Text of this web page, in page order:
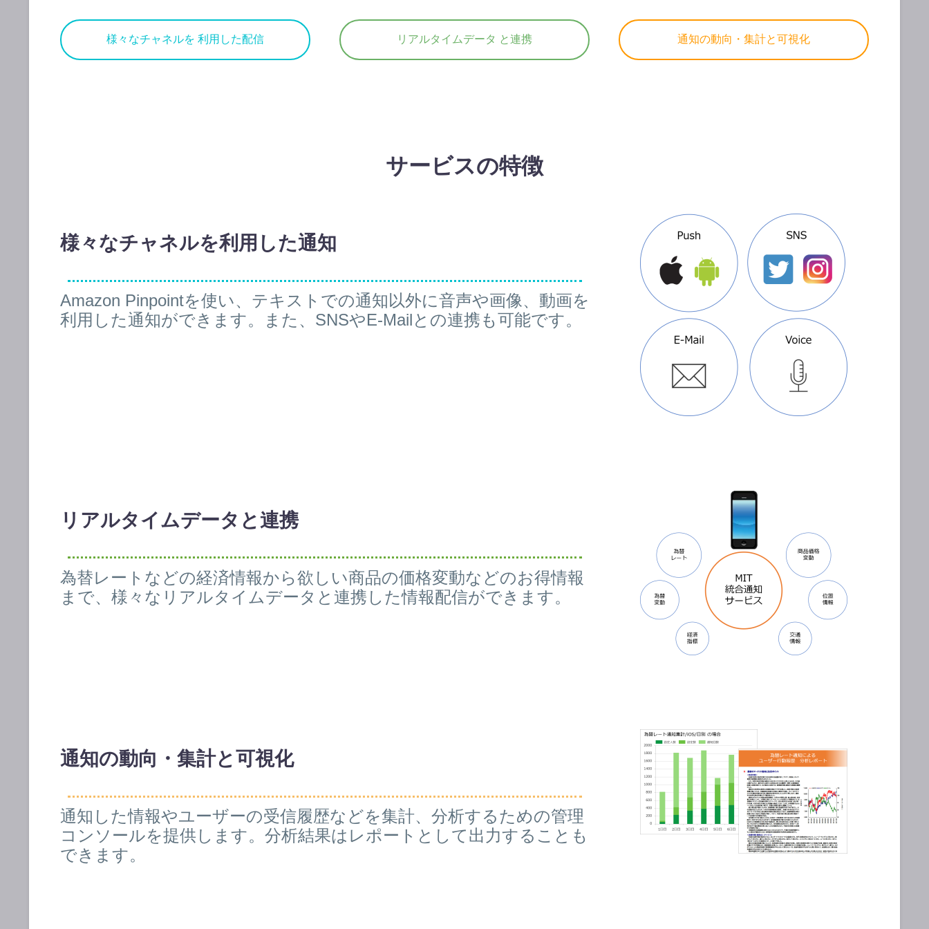
様々なチャネルを 利用した配信 リアルタイムデータ と連携 通知の動向・集計と可視化
サービスの特徴
様々なチャネルを利用した通知
Amazon Pinpointを使い、テキストでの通知以外に音声や画像、動画を
利用した通知ができます。
また、 SNSやE-Mailとの連携も可能です。
リアルタイムデータと連携
為替レートなどの経済情報から欲しい商品の価格変動などのお得情報
まで、様々なリアルタイムデータと連携した情報配信ができます。
通知の動向・集計と可視化
通知した情報やユーザーの受信履歴などを集計、分析するための管理
コンソールを提供します。 分析結果はレポートとして出力することも
できます。